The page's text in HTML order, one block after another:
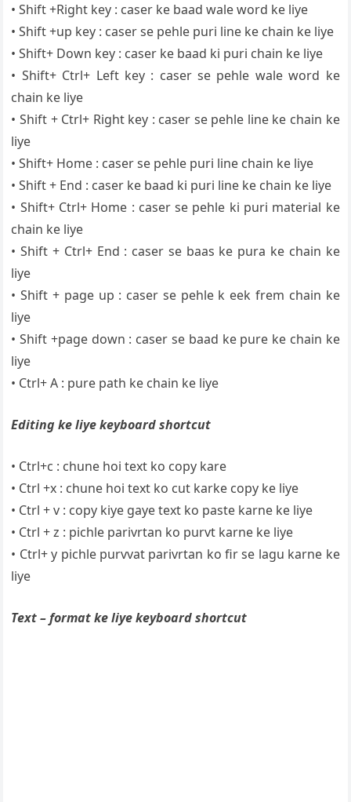
• Shift +Right key : caser ke baad wale word ke liye
• Shift +up key : caser se pehle puri line ke chain ke liye
• Shift+ Down key : caser ke baad ki puri chain ke liye
• Shift+ Ctrl+ Left key : caser se pehle wale word ke
chain ke liye
• Shift + Ctrl+ Right key : caser se pehle line ke chain ke
liye
• Shift+ Home : caser se pehle puri line chain ke liye
• Shift + End : caser ke baad ki puri line ke chain ke liye
• Shift+ Ctrl+ Home : caser se pehle ki puri material ke
chain ke liye
• Shift + Ctrl+ End : caser se baas ke pura ke chain ke
liye
• Shift + page up : caser se pehle k eek frem chain ke
liye
• Shift +page down : caser se baad ke pure ke chain ke
liye
• Ctrl+ A : pure path ke chain ke liye
Editing ke liye keyboard shortcut
• Ctrl+c : chune hoi text ko copy kare
• Ctrl +x : chune hoi text ko cut karke copy ke liye
• Ctrl + v : copy kiye gaye text ko paste karne ke liye
• Ctrl + z : pichle parivrtan ko purvt karne ke liye
• Ctrl+ y pichle purvvat parivrtan ko fir se lagu karne ke
liye
Text – format ke liye keyboard shortcut